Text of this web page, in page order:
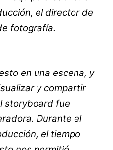
el director de
fotografía.
en una escena, y
y compartir
storyboard fue
Durante el
el tiempo